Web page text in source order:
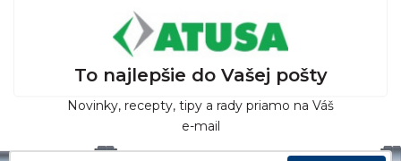
To najlepšie do Vašej pošty
Novinky, recepty, tipy a rady priamo na Váš
e-mail